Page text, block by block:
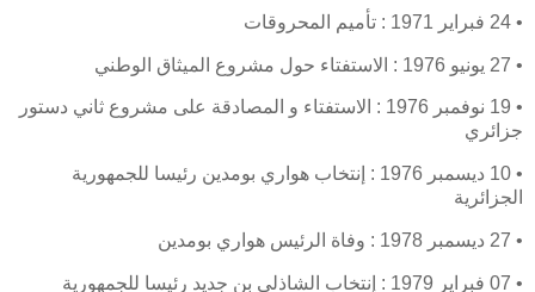
• 24 فبراير 1971 : تأميم المحروقات
• 27 يونيو 1976 : الاستفتاء حول مشروع الميثاق الوطني
• 19 نوفمبر 1976 : الاستفتاء و المصادقة على مشروع ثاني دستور
جزائري
• 10 ديسمبر 1976 : إنتخاب هواري بومدين رئيسا للجمهورية
الجزائرية
• 27 ديسمبر 1978 : وفاة الرئيس هواري بومدين
• 07 فبراير 1979 : إنتخاب الشاذلي بن جديد رئيسا للجمهورية